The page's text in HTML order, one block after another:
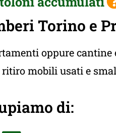
Torino e
oppure
ritiro mobili usati e
di: